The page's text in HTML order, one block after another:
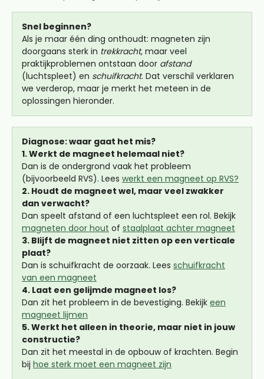
Snel beginnen?
Als je maar één ding onthoudt: magneten zijn
doorgaans sterk in trekkracht, maar veel
praktijkproblemen ontstaan door afstand
(luchtspleet) en schuifkracht. Dat verschil verklaren
we verderop, maar je merkt het meteen in de
oplossingen hieronder.
Diagnose: waar gaat het mis?
1. Werkt de magneet helemaal niet?
Dan is de ondergrond vaak het probleem
(bijvoorbeeld RVS). Lees werkt een magneet op RVS?
2. Houdt de magneet wel, maar veel zwakker
dan verwacht?
Dan speelt afstand of een luchtspleet een rol. Bekijk
magneten door hout of staalplaat achter magneet
3. Blijft de magneet niet zitten op een verticale
plaat?
Dan is schuifkracht de oorzaak. Lees schuifkracht
van een magneet
4. Laat een gelijmde magneet los?
Dan zit het probleem in de bevestiging. Bekijk een
magneet lijmen
5. Werkt het alleen in theorie, maar niet in jouw
constructie?
Dan zit het meestal in de opbouw of krachten. Begin
bij hoe sterk moet een magneet zijn